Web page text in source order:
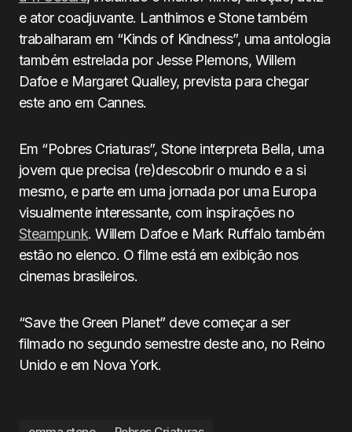
e ator coadjuvante. Lanthimos e Stone também
trabalharam em “Kinds of Kindness”, uma antologia
também estrelada por Jesse Plemons, Willem
Dafoe e Margaret Qualley, prevista para chegar
este ano em Cannes.
Em “Pobres Criaturas”, Stone interpreta Bella, uma
jovem que precisa (re)descobrir o mundo e a si
mesmo, e parte em uma jornada por uma Europa
visualmente interessante, com inspirações no
Steampunk. Willem Dafoe e Mark Ruffalo também
estão no elenco. O filme está em exibição nos
cinemas brasileiros.
“Save the Green Planet” deve começar a ser
filmado no segundo semestre deste ano, no Reino
Unido e em Nova York.